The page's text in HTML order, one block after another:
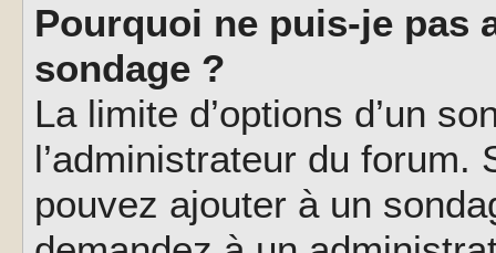
Pourquoi ne puis-je pas
sondage ?
La limite d’options d’un
l’administrateur du forum.
pouvez ajouter à un